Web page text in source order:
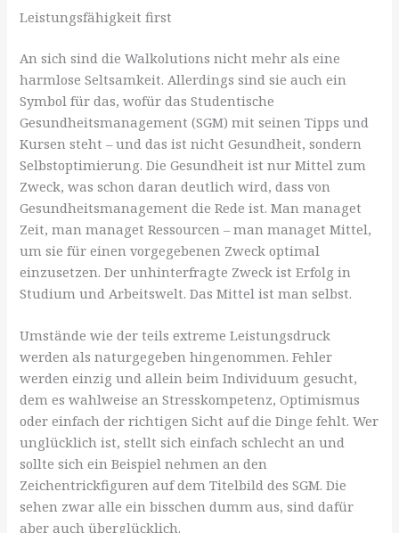
Leistungsfähigkeit first
An sich sind die Walkolutions nicht mehr als eine
harmlose Seltsamkeit. Allerdings sind sie auch ein
Symbol für das, wofür das Studentische
Gesundheitsmanagement (SGM) mit seinen Tipps und
Kursen steht – und das ist nicht Gesundheit, sondern
Selbstoptimierung. Die Gesundheit ist nur Mittel zum
Zweck, was schon daran deutlich wird, dass von
Gesundheitsmanagement die Rede ist. Man managet
Zeit, man managet Ressourcen – man managet Mittel,
um sie für einen vorgegebenen Zweck optimal
einzusetzen. Der unhinterfragte Zweck ist Erfolg in
Studium und Arbeitswelt. Das Mittel ist man selbst.
Umstände wie der teils extreme Leistungsdruck
werden als naturgegeben hingenommen. Fehler
werden einzig und allein beim Individuum gesucht,
dem es wahlweise an Stresskompetenz, Optimismus
oder einfach der richtigen Sicht auf die Dinge fehlt. Wer
unglücklich ist, stellt sich einfach schlecht an und
sollte sich ein Beispiel nehmen an den
Zeichentrickfiguren auf dem Titelbild des SGM. Die
sehen zwar alle ein bisschen dumm aus, sind dafür
aber auch überglücklich.